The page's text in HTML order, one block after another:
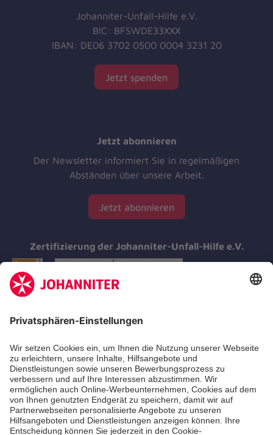
Johanniter-Unfall-Hilfe e.V.
BIC: BFSWDE33XXX
IBAN: DE06 3702 0500 0004 3231 20
Jetzt spenden
Jetzt abonnieren
Der Newsletter informiert Sie in regelmäßigen
Abständen über unsere Arbeit.
Jetzt abonnieren
Zertifizierung der Johanniter-Unfall-Hilfe e.V.
Aus- & Fortbildungen
Erste-Hilfe-Kurse
Jobs & Ehrenamt